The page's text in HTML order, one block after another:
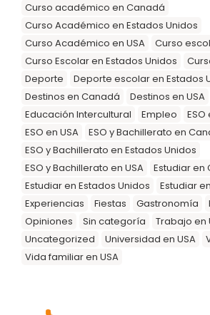
Curso académico en Canadá
Curso Académico en Estados Unidos
Curso Académico en USA
Curso
Curso Escolar en Estados Unidos
Deporte
Deporte escolar en Estados
Destinos en Canadá
Destinos en USA
Educación Intercultural
Empleo
ESO en USA
ESO y Bachillerato en
ESO y Bachillerato en Estados Unidos
ESO y Bachillerato en USA
Estudiar en
Estudiar en Estados Unidos
Estudiar
Experiencias
Fiestas Gastronomía
Opiniones
Sin categoría Trabajo en
Uncategorized
Universidad en USA
Vida familiar en USA